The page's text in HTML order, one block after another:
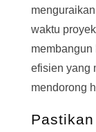
waktu
membangun
efisien yang
mendorong